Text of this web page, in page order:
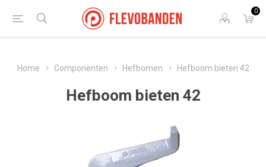
0
Home Componenten Hefbomen Hefboom bieten 42
Hefboom bieten 42